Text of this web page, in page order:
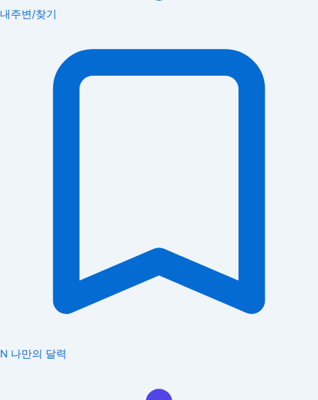
내주변/찾기
N 나만의 달력